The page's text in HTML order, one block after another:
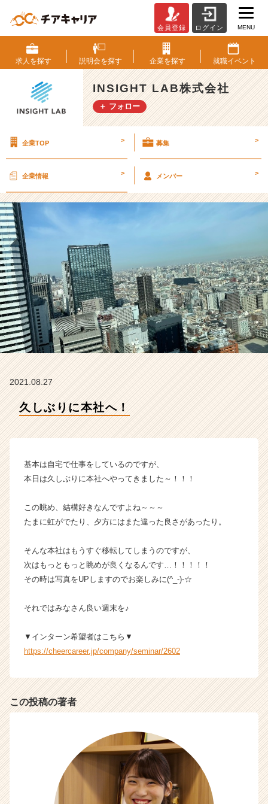
し
ぶ
り
に
本
社
S
H
L
B
株
式
会
社
の
タ
イ
ム
ベ
ー・
長
業
か
ス
カ
ト
届
就
活
ア
ャ
リ
ア
会員登録 ログイン MENU
求人を探す 説明会を探す 企業を探す 就職イベント
INSIGHT LAB株式会社
＋ フォロー
企業TOP > 募集 >
企業情報 > メンバー >
2021.08.27
久しぶりに本社へ！
基本は自宅で仕事をしているのですが、
本日は久しぶりに本社へやってきました～！！！
この眺め、結構好きなんですよね～～～
たまに虹がでたり、夕方にはまた違った良さがあったり。
そんな本社はもうすぐ移転してしまうのですが、
次はもっともっと眺めが良くなるんです…！！！！！
その時は写真をUPしますのでお楽しみに(^_-)-☆
それではみなさん良い週末を♪
▼インターン希望者はこちら▼
https://cheercareer.jp/company/seminar/2602
この投稿の著者